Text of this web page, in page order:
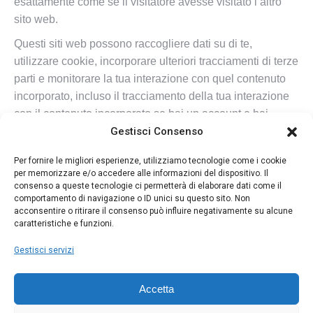
Gestisci Consenso
Per fornire le migliori esperienze, utilizziamo tecnologie come i cookie
per memorizzare e/o accedere alle informazioni del dispositivo. Il
consenso a queste tecnologie ci permetterà di elaborare dati come il
comportamento di navigazione o ID unici su questo sito. Non
acconsentire o ritirare il consenso può influire negativamente su alcune
caratteristiche e funzioni.
Gestisci servizi
Accetta
sito web.
Questi siti web possono raccogliere dati su di te,
utilizzare cookie, incorporare ulteriori tracciamenti di terze
parti e monitorare la tua interazione con quel contenuto
incorporato, incluso il tracciamento della tua interazione
con il contenuto incorporato se hai un account e hai
effettuato l’accesso a quel sito web.
Privacy Policy